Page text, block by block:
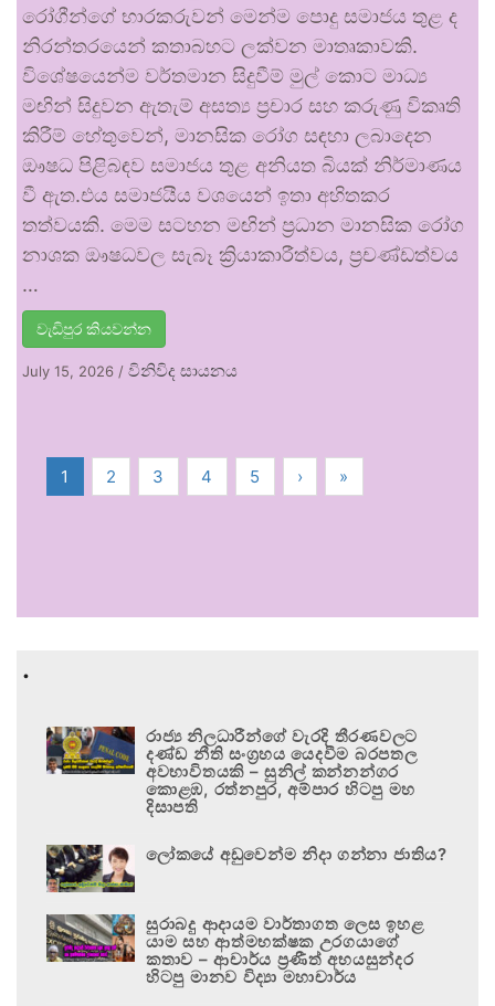
රෝගීන්ගේ භාරකරුවන් මෙන්ම පොදු සමාජය තුළ ද
නිරන්තරයෙන් කතාබහට ලක්වන මාතෘකාවකි.
විශේෂයෙන්ම වර්තමාන සිදුවීම් මුල් කොට මාධ්‍ය
මඟින් සිදුවන ඇතැම් අසත්‍ය ප්‍රචාර සහ කරුණු විකෘති
කිරීම් හේතුවෙන්, මානසික රෝග සඳහා ලබාදෙන
ඖෂධ පිළිබඳව සමාජය තුළ අනියත බියක් නිර්මාණය
වී ඇත.එය සමාජයීය වශයෙන් ඉතා අහිතකර
තත්වයකි. මෙම සටහන මඟින් ප්‍රධාන මානසික රෝග
නාශක ඖෂධවල සැබෑ ක්‍රියාකාරීත්වය, ප්‍රචණ්ඩත්වය
…
වැඩිපුර කියවන්න
July 15, 2026 / විනිවිද සායනය
1 2 3 4 5 › »
.
රාජ්‍ය නිලධාරීන්ගේ වැරදි තීරණවලට
දණ්ඩ නීති සංග්‍රහය යෙදවීම බරපතල
අවභාවිතයකි – සුනිල් කන්නන්ගර
කොළඹ, රත්නපුර, අම්පාර හිටපු මහ
දිසාපති
ලෝකයේ අඩුවෙන්ම නිදා ගන්නා ජාතිය?
සුරාබදු ආදායම වාර්තාගත ලෙස ඉහළ
යාම සහ ආත්මභක්ෂක උරගයාගේ
කතාව – ආචාර්ය ප්‍රණීත් අභයසුන්දර
හිටපු මානව විද්‍යා මහාචාර්ය